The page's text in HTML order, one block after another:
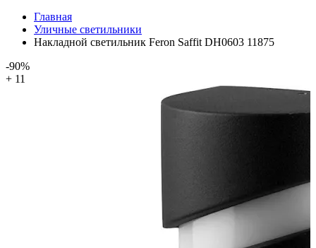
Главная
Уличные светильники
Накладной светильник Feron Saffit DH0603 11875
-90%
+ 11